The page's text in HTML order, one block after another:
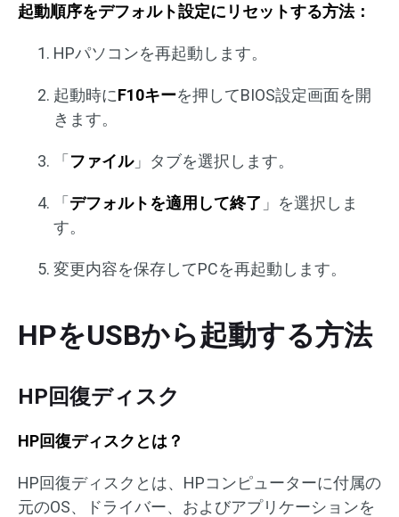
起動順序をデフォルト設定にリセットする方法：
HPパソコンを再起動します。
起動時にF10キーを押してBIOS設定画面を開
きます。
「ファイル」タブを選択します。
「デフォルトを適用して終了 」を選択しま
す。
変更内容を保存してPCを再起動します。
HPをUSBから起動する方法
HP回復ディスク
HP回復ディスクとは？
HP回復ディスクとは、HPコンピューターに付属の
元のOS、ドライバー、およびアプリケーションを